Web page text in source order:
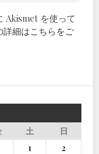
Akismet を使って
詳細はこちらをご
土
日
1
2